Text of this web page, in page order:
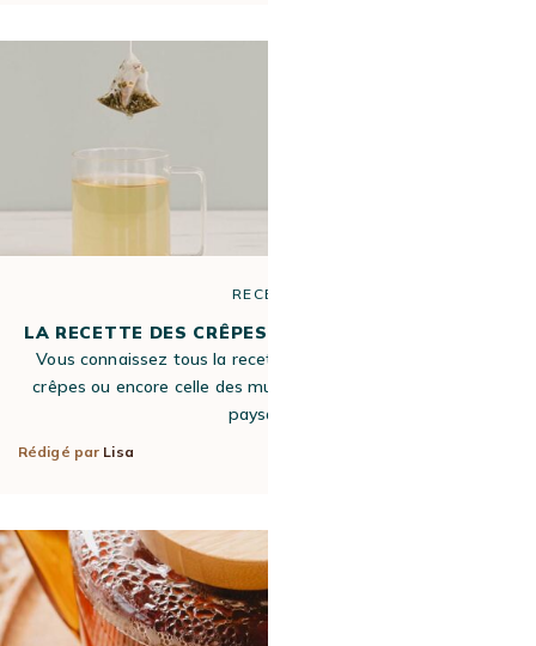
RECETTE
LA RECETTE DES CRÊPES ET DES MUFFINS AU THÉ
Vous connaissez tous la recette traditionnelle de la pâte à
crêpes ou encore celle des muffins. Véritable patrimoine du
paysage…
Rédigé par Lisa